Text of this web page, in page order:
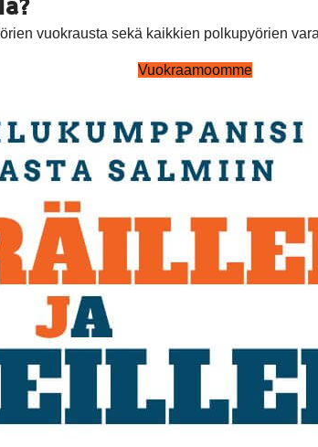
vuokrausta sekä kaikkien polkupyörien
Vuokraamoomme